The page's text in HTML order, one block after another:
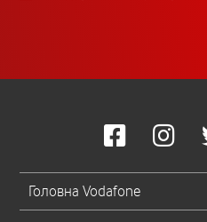
Головна Vodafone